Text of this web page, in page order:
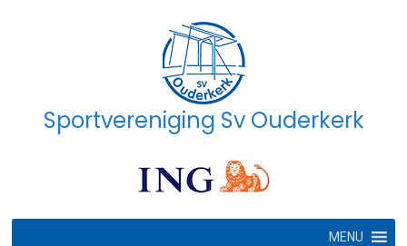
Sportvereniging Sv Ouderkerk
MENU